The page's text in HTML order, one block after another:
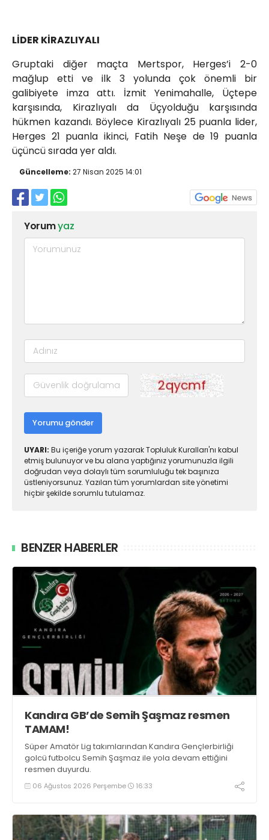
LİDER KİRAZLIYALI
Gruptaki diğer maçta Mertspor, Herges’i 2-0
mağlup etti ve ilk 3 yolunda çok önemli bir
galibiyete imza attı. İzmit Yenimahalle, Üçtepe
karşısında, Kirazlıyalı da Üçyolduğu karşısında
hükmen kazandı. Böylece Kirazlıyalı 25 puanla lider,
Herges 21 puanla ikinci, Fatih Neşe de 19 puanla
üçüncü sırada yer aldı.
Güncelleme: 27 Nisan 2025 14:01
Yorumyaz
Yorumu gönder
UYARI: Bu içeriğe yorum yazarak Topluluk Kuralları'nı kabul
etmiş bulunuyor ve bu alana yaptığınız yorumunuzla ilgili
doğrudan veya dolaylı tüm sorumluluğu tek başınıza
üstleniyorsunuz. Yazılan tüm yorumlardan site yönetimi
hiçbir şekilde sorumlu tutulamaz.
BENZER HABERLER
Kandıra GB’de Semih Şaşmaz resmen
TAMAM!
Süper Amatör Lig takımlarından Kandıra Gençlerbirliği
golcü futbolcu Semih Şaşmaz ile yola devam ettiğini
resmen duyurdu.
06 Ağustos 2026 Perşembe 16:33